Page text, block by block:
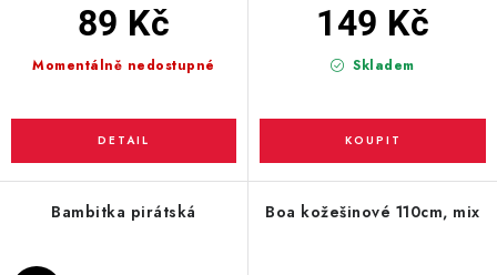
Momentálně nedostupné
89 Kč
Skladem
149 Kč
Bambitka pirátská Boa kožešinové 110cm, mix